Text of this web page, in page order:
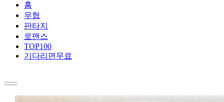
홈
무협
판타지
로맨스
TOP100
기다리면무료